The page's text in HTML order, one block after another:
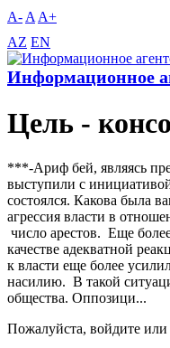
A- A A+
AZ EN
Информационное
Цель -
***-Ариф бей, являясь
выступили с
состоялся. Какова была
агрессия власти в
число арестов. Еще
качестве адекватной
к власти еще более
насилию. В такой
общества. Оппозици...
Пожалуйста, войдите